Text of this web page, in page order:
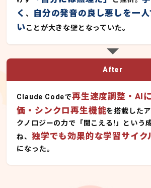
く、
自分の発音の良し悪しを一
いことが大きな壁となっていた。
After
Claude Codeで再生速度調整・AI
価・シンクロ再生機能を搭載した
クノロジーの力で「聞こえる!」という
ね、独学でも効果的な学習サイク
になった。